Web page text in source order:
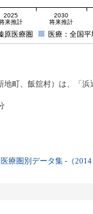
2025
来推計
2030
将来推計
原医療圏 医療：全国平
町、飯舘村）は、「
療圏別データ集 -（